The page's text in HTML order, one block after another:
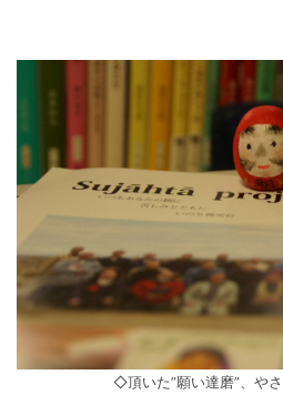
◇頂いた”願い達磨”、や